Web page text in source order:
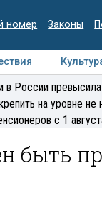
номер Законы
Интервью
в России
на уровне не
с 1
быть